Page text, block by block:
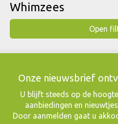
Whimzees
Open
Onze nieuwsbrief
​U blijft steeds op de
aanbiedingen en
Door aanmelden gaat u